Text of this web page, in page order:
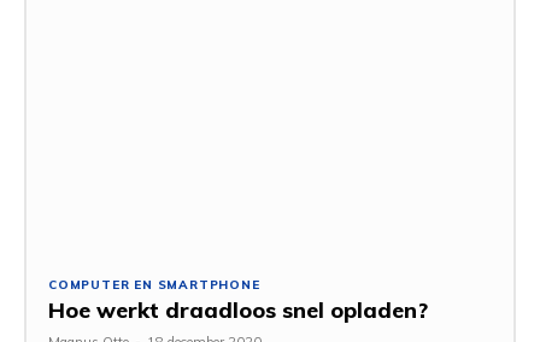
COMPUTER EN SMARTPHONE
Hoe werkt draadloos snel opladen?